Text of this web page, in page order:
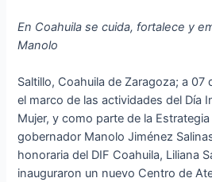
En Coahuila se cuida, fortalece y
Manolo
Saltillo, Coahuila de Zaragoza; a
el marco de las actividades del Día
Mujer, y como parte de la
gobernador Manolo Jiménez
honoraria del DIF Coahuila, Liliana
inauguraron un nuevo Centro de